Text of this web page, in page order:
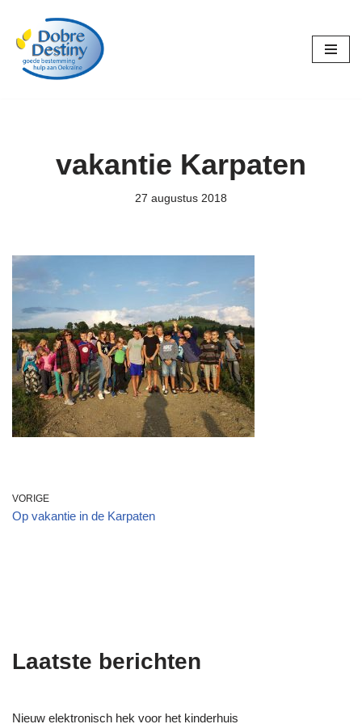
Ga
naar
vakantie Karpaten
27 augustus 2018
VORIGE
Op vakantie in de Karpaten
Laatste berichten
Nieuw elektronisch hek voor het kinderhuis